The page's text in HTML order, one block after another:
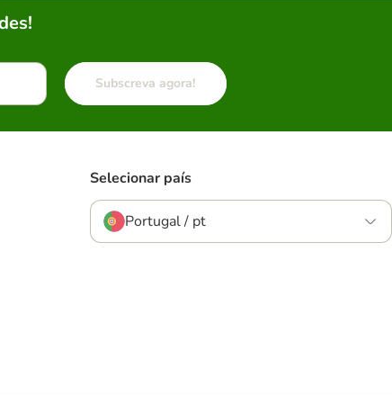
Subscreva agora!
Selecionar país
Portugal / pt